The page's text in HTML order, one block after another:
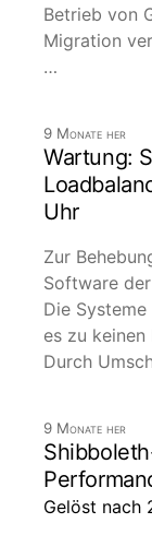
Betrieb von
Migration
…
9 Monate her
Wartung:
Uhr
Zur
Software
Die
es zu
Durch
9 Monate her
Gelöst nach